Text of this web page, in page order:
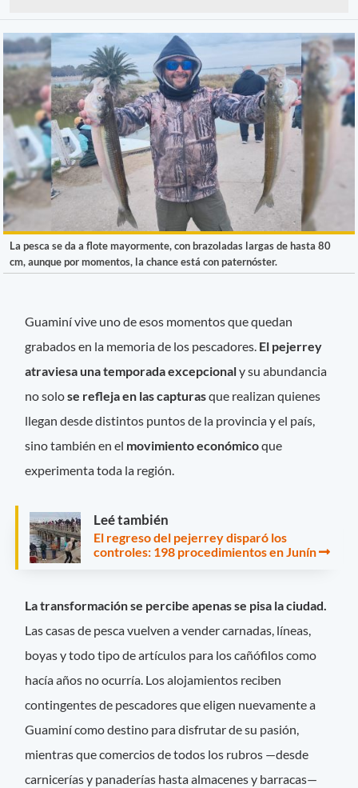
La pesca se da a flote mayormente, con brazoladas largas de hasta 80
cm, aunque por momentos, la chance está con paternóster.
Guaminí vive uno de esos momentos que quedan
grabados en la memoria de los pescadores. El pejerrey
atraviesa una temporada excepcionaly su abundancia
no solose refleja en las capturasque realizan quienes
llegan desde distintos puntos de la provincia y el país,
sino también en el movimiento económicoque
experimenta toda la región.
Leé también
El regreso del pejerrey disparó los
controles: 198 procedimientos en Junín
La transformación se percibe apenas se pisa la ciudad.
Las casas de pesca vuelven a vender carnadas, líneas,
boyas y todo tipo de artículos para los cañófilos como
hacía años no ocurría. Los alojamientos reciben
contingentes de pescadores que eligen nuevamente a
Guaminí como destino para disfrutar de su pasión,
mientras que comercios de todos los rubros —desde
carnicerías y panaderías hasta almacenes y barracas—